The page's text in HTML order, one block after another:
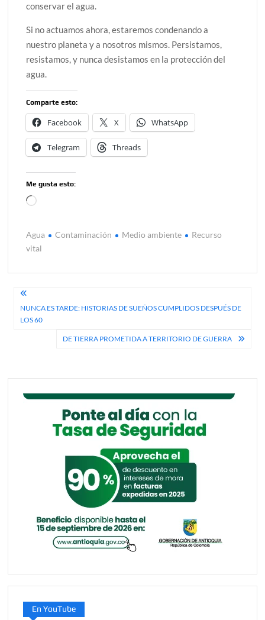
conservar el agua.
Si no actuamos ahora, estaremos condenando a
nuestro planeta y a nosotros mismos. Persistamos,
resistamos, y nunca desistamos en la protección del
agua.
Comparte esto:
Facebook X WhatsApp
Telegram Threads
Me gusta esto:
Cargando...
Agua Contaminación Medio ambiente
Recurso
vital
Navegación
de
entradas
NUNCA ES TARDE: HISTORIAS DE SUEÑOS CUMPLIDOS DESPUÉS DE
LOS 60
DE TIERRA PROMETIDA A TERRITORIO DE GUERRA
En YouTube